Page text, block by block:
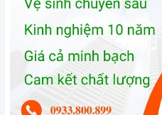
sáng bóng, mang đến vẻ
bếp.
kích thước 815 x
lắp đặt âm toàn phần. Bảng
dạng nút nhấn, dễ dàng sử
trình rửa.